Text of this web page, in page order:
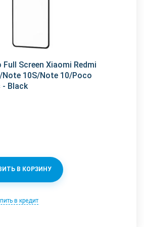
Screen Xiaomi Redmi
10S/Note 10/Poco
- Black
В КОРЗИНУ
в кредит